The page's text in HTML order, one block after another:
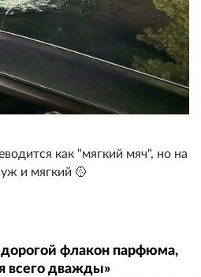
как "мягкий мяч", но на
и мягкий 🥎
флакон парфюма,
всего дважды»